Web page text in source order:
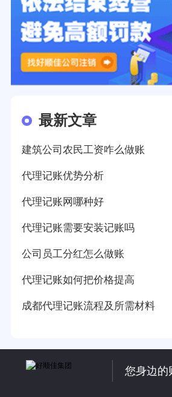
最新文章
建筑公司农民工资咋么做账
代理记账优势分析
代理记账网哪种好
代理记账需要安装记账吗
公司员工分红怎么做账
代理记账如何把价格提高
成都代理记账流程及所需材料
您身边的